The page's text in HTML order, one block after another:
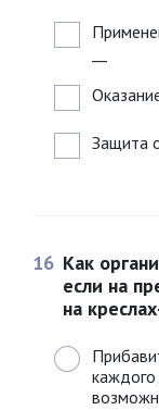
Защита
16 Как
если на
на
каждого